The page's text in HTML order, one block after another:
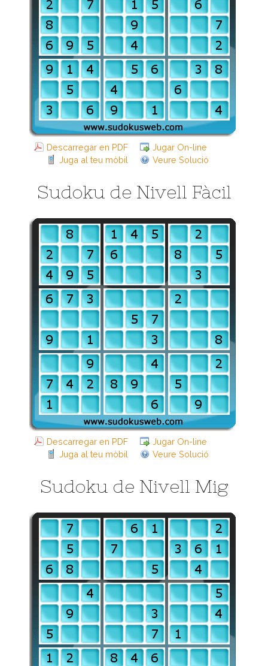
Descarregar en PDF
Jugar On-line
Juga al teu mòbil
Veure Solució
Sudoku de Nivell Fàcil
Descarregar en PDF
Jugar On-line
Juga al teu mòbil
Veure Solució
Sudoku de Nivell Mig